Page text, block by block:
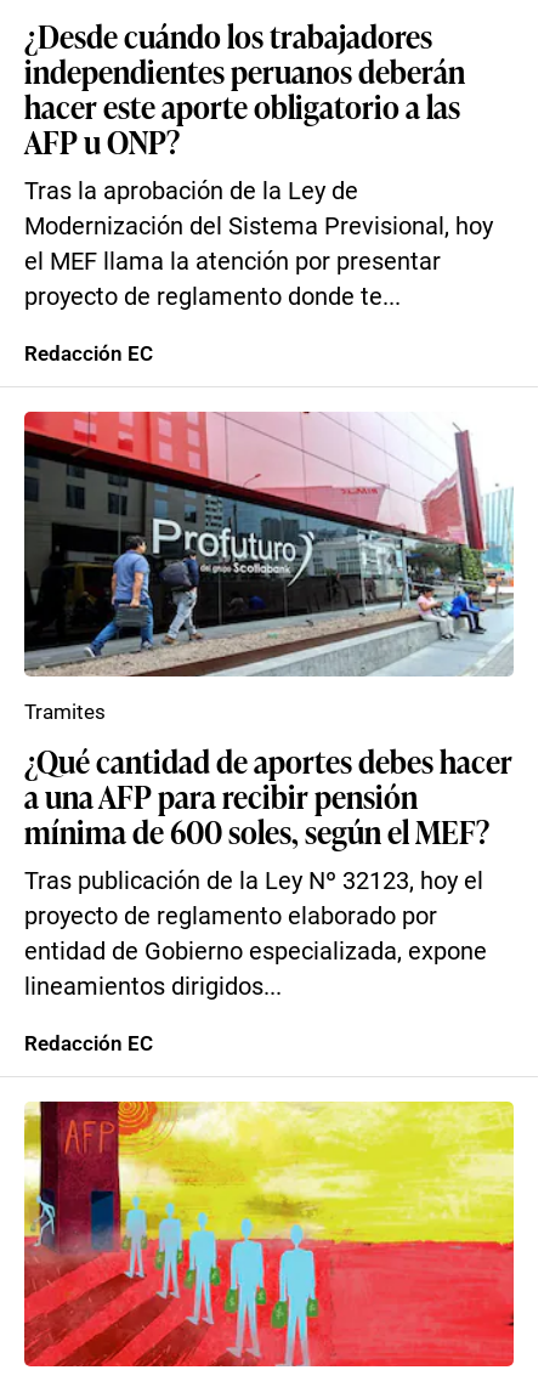
¿Desde cuándo los trabajadores
independientes peruanos deberán
hacer este aporte obligatorio a las
AFP u ONP?
Tras la aprobación de la Ley de
Modernización del Sistema Previsional, hoy
el MEF llama la atención por presentar
proyecto de reglamento donde te...
Redacción EC
¿Qué cantidad de aportes debes hacer
a una AFP para recibir pensión
mínima de 600 soles, según el MEF?
Tras publicación de la Ley Nº 32123, hoy el
proyecto de reglamento elaborado por
entidad de Gobierno especializada, expone
lineamientos dirigidos...
Tramites
Redacción EC